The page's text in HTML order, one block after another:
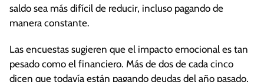
saldo sea más difícil de reducir, incluso pagando de
manera constante.
Las encuestas sugieren que el impacto emocional es tan
pesado como el financiero. Más de dos de cada cinco
dicen que todavía están pagando deudas del año pasado,